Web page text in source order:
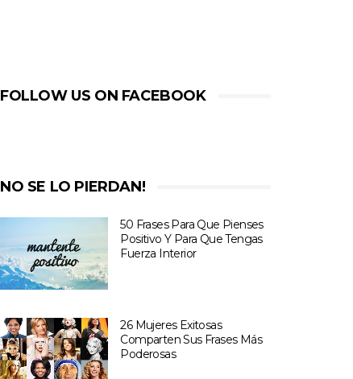
FOLLOW US ON FACEBOOK
NO SE LO PIERDAN!
50 Frases Para Que Pienses
Positivo Y Para Que Tengas
Fuerza Interior
26 Mujeres Exitosas
Comparten Sus Frases Más
Poderosas